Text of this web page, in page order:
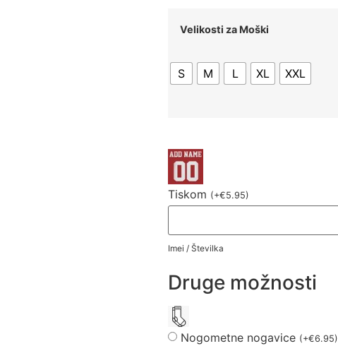
Velikosti za Moški
S M L XL XXL
Tiskom (+€5.95)
Imei / Številka
Druge možnosti
Nogometne nogavice (+€6.95)